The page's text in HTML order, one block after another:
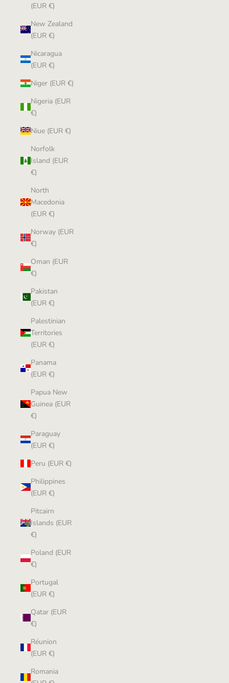
(EUR €)
New Zealand
(EUR €)
Nicaragua
(EUR €)
Niger (EUR €)
Nigeria (EUR
€)
Niue (EUR €)
Norfolk
Island (EUR
€)
North
Macedonia
(EUR €)
Norway (EUR
€)
Oman (EUR
€)
Pakistan
(EUR €)
Palestinian
Territories
(EUR €)
Panama
(EUR €)
Papua New
Guinea (EUR
€)
Paraguay
(EUR €)
Peru (EUR €)
Philippines
(EUR €)
Pitcairn
Islands (EUR
€)
Poland (EUR
€)
Portugal
(EUR €)
Qatar (EUR
€)
Réunion
(EUR €)
Romania